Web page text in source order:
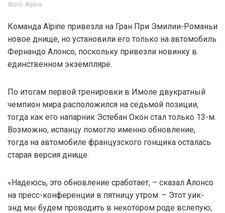
Фото: Alpine
Команда Alpine привезла на Гран При Эмилии-Романьи
новое днище, но установили его только на автомобиль
Фернандо Алонсо, поскольку привезли новинку в
единственном экземпляре.
По итогам первой тренировки в Имоле двукратный
чемпион мира расположился на седьмой позиции,
тогда как его напарник Эстебан Окон стал только 13-м.
Возможно, испанцу помогло именно обновление,
тогда на автомобиле французского гонщика осталась
старая версия днище.
«Надеюсь, это обновление сработает, – сказал Алонсо
на пресс-конференции в пятницу утром. – Этот уик-
энд мы будем проводить в некотором роде вслепую,